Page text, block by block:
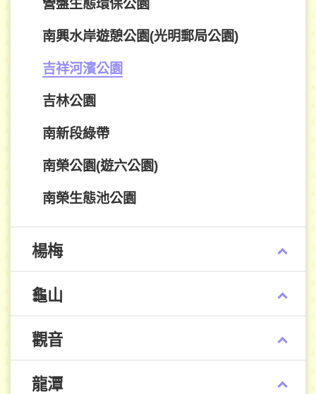
營盤生態環保公園
南興水岸遊憩公園(光明郵局公園)
吉祥河濱公園
吉林公園
南新段綠帶
南榮公園(遊六公園)
南榮生態池公園
楊梅
龜山
觀音
龍潭